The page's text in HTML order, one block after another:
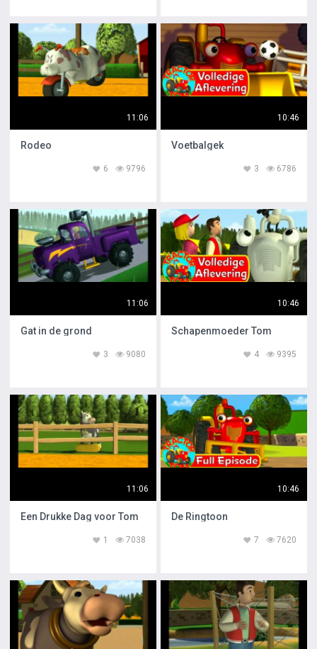
11:06
Rodeo
9796
6
10:46
Voetbalgek
6786
3
11:06
Gat in de grond
9080
3
10:46
Schapenmoeder Tom
9395
4
11:06
Een Drukke Dag voor Tom
7038
1
10:46
De Ringtoon
7620
7